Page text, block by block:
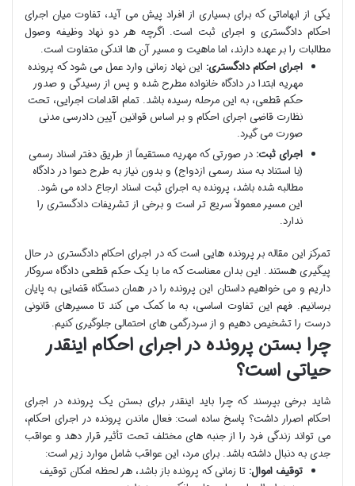
یکی از ابهاماتی که برای بسیاری از افراد پیش می آید، تفاوت میان اجرای
احکام دادگستری و اجرای ثبت است. اگرچه هر دو نهاد وظیفه وصول
مطالبات را بر عهده دارند، اما ماهیت و مسیر آن ها اندکی متفاوت است.
اجرای احکام دادگستری: این نهاد زمانی وارد عمل می شود که پرونده
مهریه ابتدا در دادگاه خانواده مطرح شده و پس از رسیدگی و صدور
حکم قطعی، به این مرحله رسیده باشد. تمام اقدامات اجرایی، تحت
نظارت قاضی اجرای احکام و بر اساس قوانین آیین دادرسی مدنی
صورت می گیرد.
اجرای ثبت: در صورتی که مهریه مستقیماً از طریق دفتر اسناد رسمی
(با استناد به سند رسمی ازدواج) و بدون نیاز به طرح دعوا در دادگاه
مطالبه شده باشد، پرونده به اجرای ثبت اسناد ارجاع داده می شود.
این مسیر معمولاً سریع تر است و برخی از تشریفات دادگستری را
ندارد.
تمرکز این مقاله بر پرونده هایی است که در اجرای احکام دادگستری در حال
پیگیری هستند. این بدان معناست که ما با یک حکم قطعی دادگاه سروکار
داریم و می خواهیم داستان این پرونده را در همان دستگاه قضایی به پایان
برسانیم. فهم این تفاوت اساسی، به ما کمک می کند تا مسیرهای قانونی
درست را تشخیص دهیم و از سردرگمی های احتمالی جلوگیری کنیم.
چرا بستن پرونده در اجرای احکام اینقدر
حیاتی است؟
شاید برخی بپرسند که چرا باید اینقدر برای بستن یک پرونده در اجرای
احکام اصرار داشت؟ پاسخ ساده است: فعال ماندن پرونده در اجرای احکام،
می تواند زندگی فرد را از جنبه های مختلف تحت تأثیر قرار دهد و عواقب
جدی به دنبال داشته باشد. برای مرد، این عواقب شامل موارد زیر است:
توقیف اموال: تا زمانی که پرونده باز باشد، هر لحظه امکان توقیف